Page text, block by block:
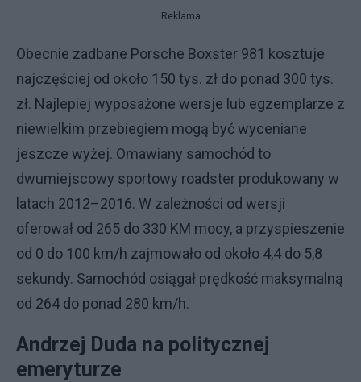
Reklama
Obecnie zadbane Porsche Boxster 981 kosztuje
najczęściej od około 150 tys. zł do ponad 300 tys.
zł. Najlepiej wyposażone wersje lub egzemplarze z
niewielkim przebiegiem mogą być wyceniane
jeszcze wyżej. Omawiany samochód to
dwumiejscowy sportowy roadster produkowany w
latach 2012–2016. W zależności od wersji
oferował od 265 do 330 KM mocy, a przyspieszenie
od 0 do 100 km/h zajmowało od około 4,4 do 5,8
sekundy. Samochód osiągał prędkość maksymalną
od 264 do ponad 280 km/h.
Andrzej Duda na politycznej
emeryturze